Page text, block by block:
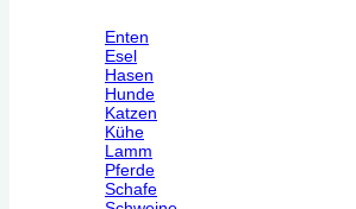
Enten
Esel
Hasen
Hunde
Katzen
Kühe
Lamm
Pferde
Schafe